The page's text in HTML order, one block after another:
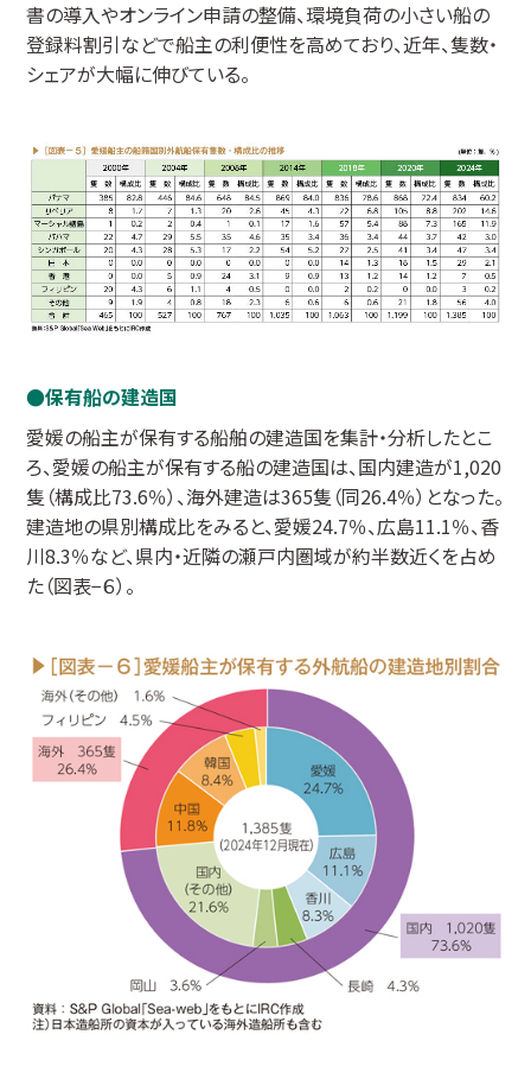
書の導入やオンライン申請の整備、環境負荷の小さい船の
登録料割引などで船主の利便性を高めており、近年、隻数・
シェアが大幅に伸びている。
保有船の建造国
愛媛の船主が保有する船舶の建造国を集計・分析したとこ
ろ、愛媛の船主が保有する船の建造国は、国内建造が1,020
隻（構成比73.6％）、海外建造は365隻（同26.4％）となった。
建造地の県別構成比をみると、愛媛24.7％、広島11.1％、香
川8.3％など、県内・近隣の瀬戸内圏域が約半数近くを占め
た（図表−６）。